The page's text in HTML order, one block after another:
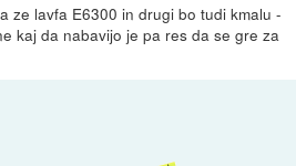
ze lavfa E6300 in drugi bo tudi kmalu -
kaj da nabavijo je pa res da se gre za